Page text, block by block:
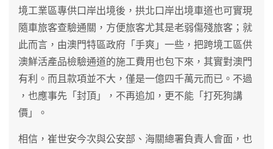
境工業區專供口岸出境後，拱北口岸出境車道也可實現
隨車旅客查驗通關，方便旅客尤其是老弱傷殘旅客；就
此而言，由澳門特區政府「手爽」一些，把跨境工區供
澳鮮活產品檢驗通道的施工費用也包下來，其實對澳門
有利。而且款項並不大，僅是一億四千萬元而已。不過
，也應事先「封頂」，不再追加，更不能「打死狗講
價」。
相信，崔世安今次與公安部、海關總署負責人會面，也